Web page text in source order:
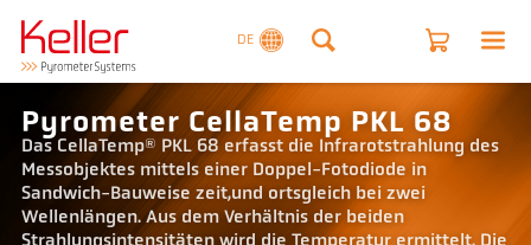
DE
Pyrometer CellaTemp PKL 68
Das CellaTemp® PKL 68 erfasst die Infrarotstrahlung des
Messobjektes mittels einer Doppel-Fotodiode in
Sandwich-Bauweise zeit,und ortsgleich bei zwei
Wellenlängen. Aus dem Verhältnis der beiden